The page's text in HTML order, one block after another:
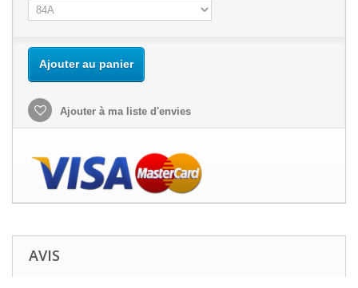
Ajouter au panier
Ajouter à ma liste d'envies
AVIS